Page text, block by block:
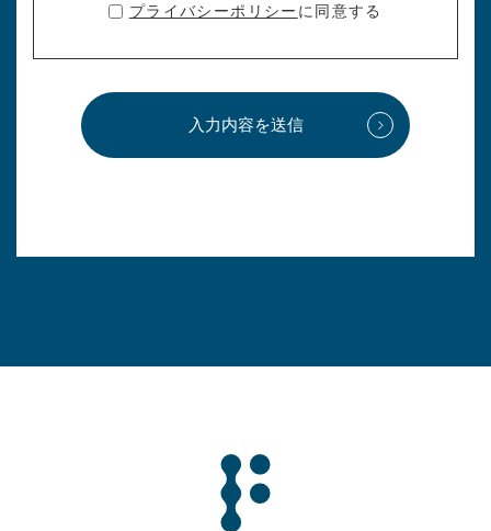
プライバシーポリシー に同意する
入力内容を送信